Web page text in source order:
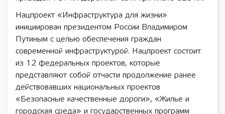
Нацпроект «Инфраструктура для жизни»
инициирован президентом России Владимиром
Путиным с целью обеспечения граждан
современной инфраструктурой. Нацпроект состоит
из 12 федеральных проектов, которые
представляют собой отчасти продолжение ранее
действовавших национальных проектов
«Безопасные качественные дороги», «Жилье и
городская среда» и государственных программ